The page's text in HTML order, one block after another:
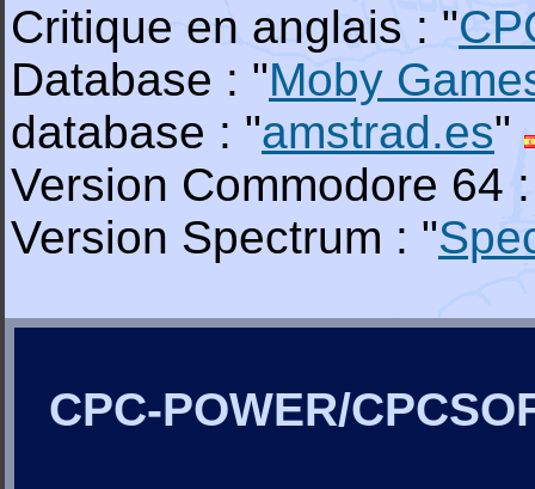
Critique en anglais : "
Database : "Moby
database : "amstrad.es"
Version Commodore 64
Version Spectrum : "
CPC-POWER/